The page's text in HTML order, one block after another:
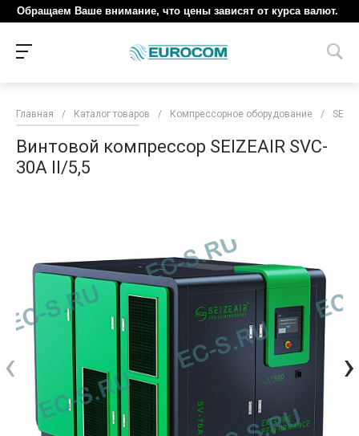
Обращаем Ваше внимание, что цены зависят от курса валют.
Главная / Каталог товаров / Компрессорное оборудование /
Винтовой компрессор SEIZEAIR SVC-
30A II/5,5
‹ ›